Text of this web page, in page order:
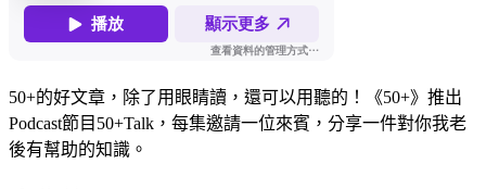
50+的好文章，除了用眼睛讀，還可以用聽的！《50+》推出
Podcast節目50+Talk，每集邀請一位來賓，分享一件對你我老
後有幫助的知識。